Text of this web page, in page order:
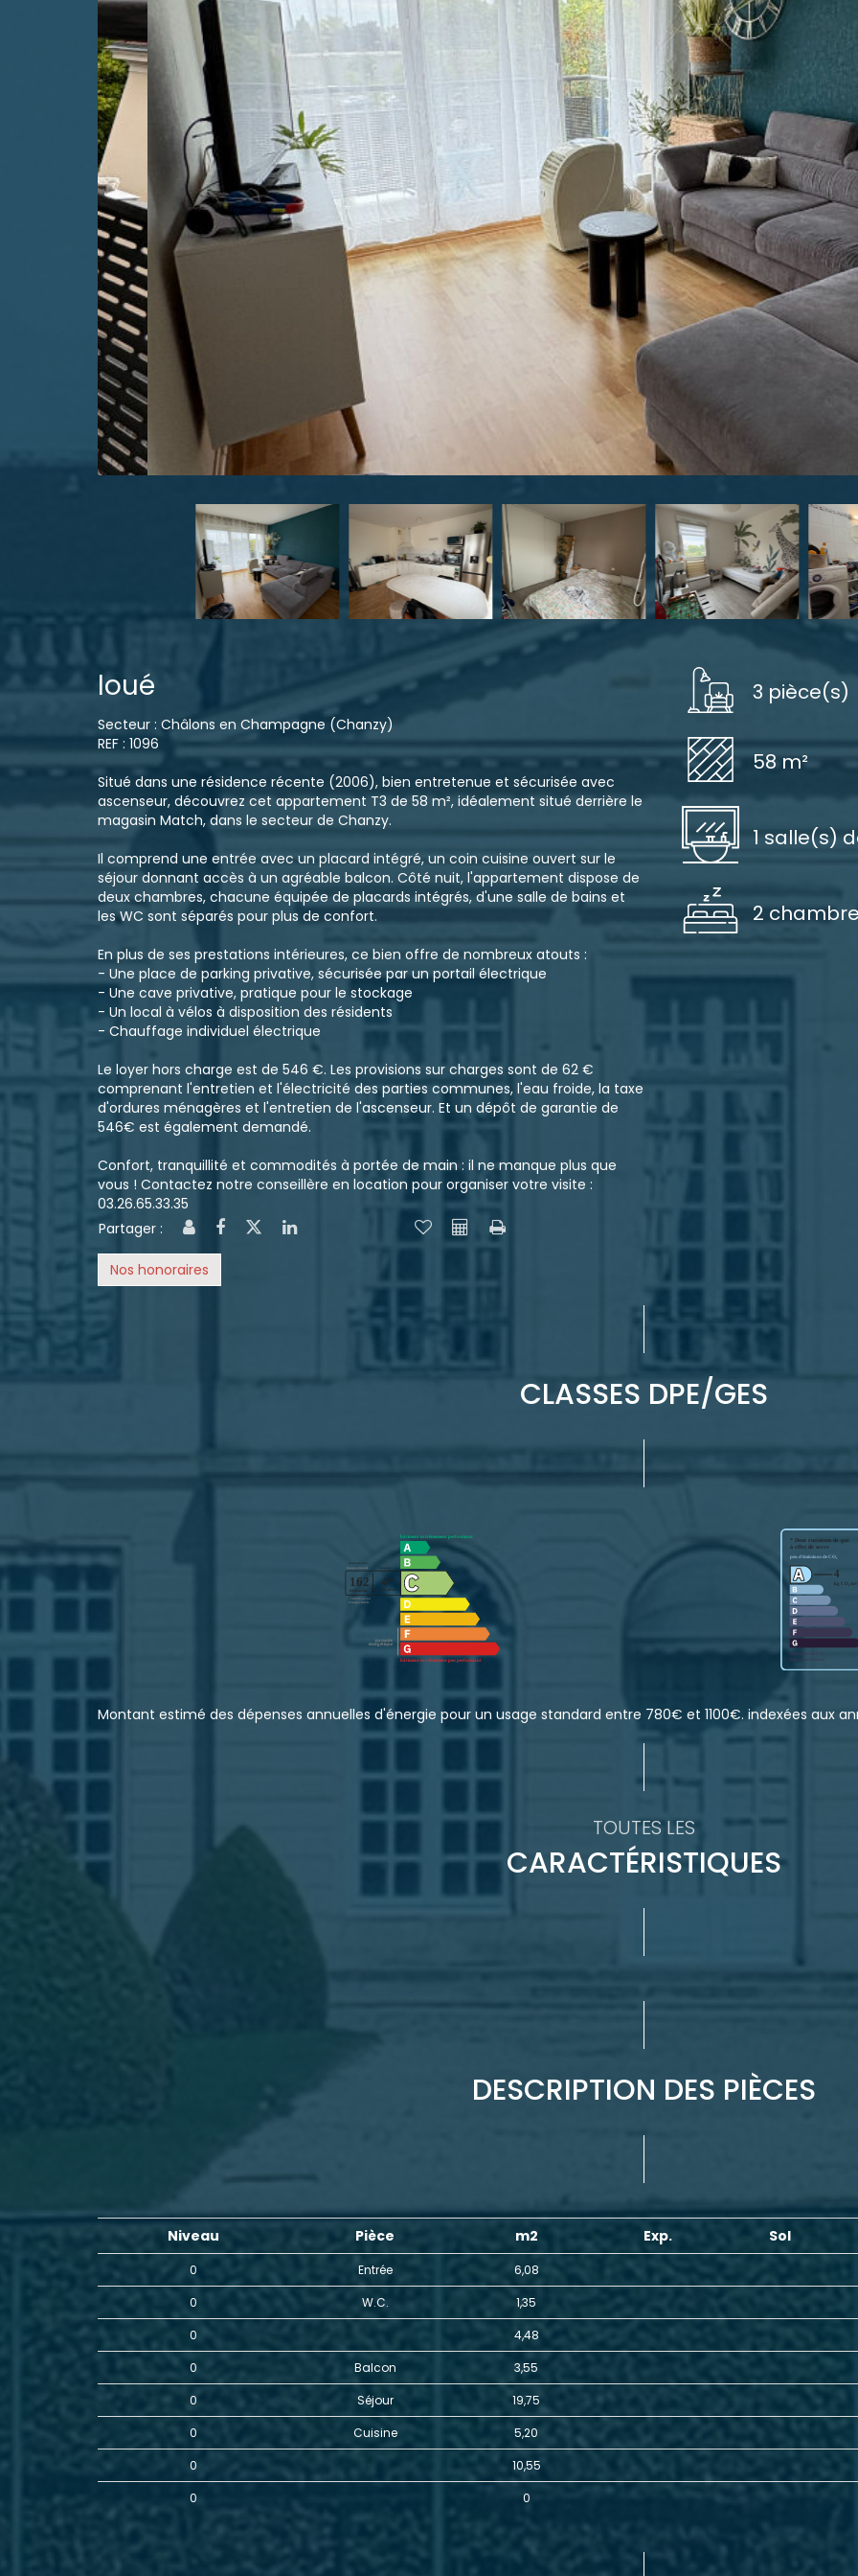
loué
Secteur : Châlons en Champagne (Chanzy)
REF : 1096
Situé dans une résidence récente (2006), bien entretenue et sécurisée avec
ascenseur, découvrez cet appartement T3 de 58 m², idéalement situé derrière le
magasin Match, dans le secteur de Chanzy.
Il comprend une entrée avec un placard intégré, un coin cuisine ouvert sur le
séjour donnant accès à un agréable balcon. Côté nuit, l'appartement dispose de
deux chambres, chacune équipée de placards intégrés, d'une salle de bains et
les WC sont séparés pour plus de confort.
En plus de ses prestations intérieures, ce bien offre de nombreux atouts :
- Une place de parking privative, sécurisée par un portail électrique
- Une cave privative, pratique pour le stockage
- Un local à vélos à disposition des résidents
- Chauffage individuel électrique
Le loyer hors charge est de 546 €. Les provisions sur charges sont de 62 €
comprenant l'entretien et l'électricité des parties communes, l'eau froide, la taxe
d'ordures ménagères et l'entretien de l'ascenseur. Et un dépôt de garantie de
546€ est également demandé.
Confort, tranquillité et commodités à portée de main : il ne manque plus que
vous ! Contactez notre conseillère en location pour organiser votre visite :
03.26.65.33.35
Partager :
Nos honoraires
3 pièce(s)
58 m²
1 salle(s)
2
CLASSES DPE/GES
Montant estimé des dépenses annuelles d'énergie pour un usage standard entre 780€ et 1100€. indexées aux
TOUTES LES
CARACTÉRISTIQUES
DESCRIPTION DES PIÈCES
Niveau Pièce m2 Exp. Sol
0 Entrée
6,08
0
W.C.
1,35
0
4,48
0
Balcon
3,55
0
Séjour
19,75
0
Cuisine
5,20
0
10,55
0
0